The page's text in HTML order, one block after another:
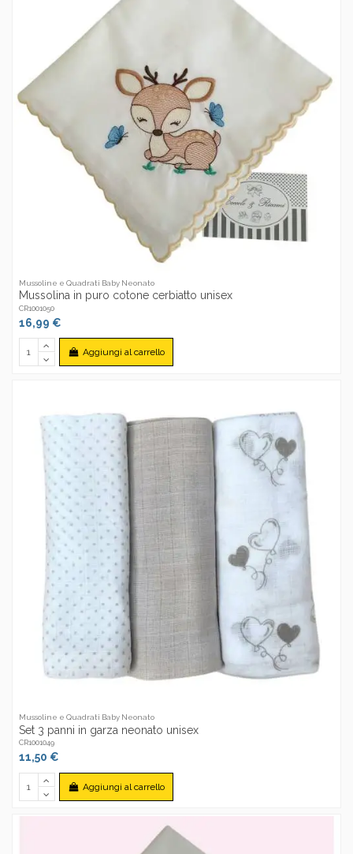
Mussoline e Quadrati Baby Neonato
Mussolina in puro cotone cerbiatto unisex
CR1001050
16,99 €
Aggiungi al carrello
Mussoline e Quadrati Baby Neonato
Set 3 panni in garza neonato unisex
CR1001049
11,50 €
Aggiungi al carrello